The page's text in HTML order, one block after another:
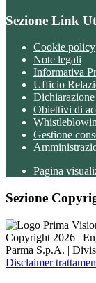
Sezione Link
Cookie policy
Note legali
Informativa
Ufficio
Obiettivi di
Gestione
Pagina
Sezione
Copyright 2026 |
Parma S.p.A. |
Disclaimer